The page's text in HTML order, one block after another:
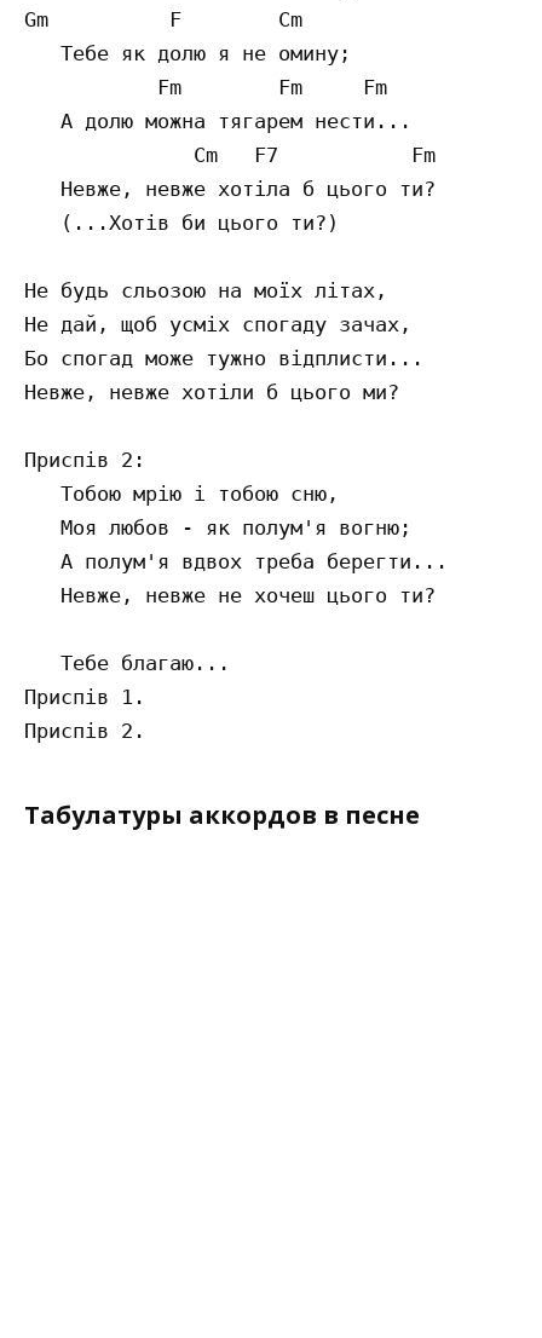
Gm          F        Cm
   Тебе як долю я не омину;
           Fm        Fm     Fm
   А долю можна тягарем нести...
              Cm   F7           Fm
   Невже, невже хотіла б цього ти?
   (...Хотів би цього ти?)
Не будь сльозою на моїх літах,
Не дай, щоб усміх спогаду зачах,
Бо спогад може тужно відплисти...
Невже, невже хотіли б цього ми?
Приспів 2:
   Тобою мрію і тобою сню,
   Моя любов - як полум'я вогню;
   А полум'я вдвох треба берегти...
   Невже, невже не хочеш цього ти?
   Тебе благаю...
Приспів 1.
Табулатуры аккордов в песне